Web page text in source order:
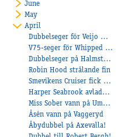
June
May
April
Dubbelseger för Veijo Heiskanen på Heiskanen
V75-seger för Whipped Eggs!
Dubbelseger på Halmstad!
Robin Hood strålande fin
Smevikens Cruiser fick äntligen vinna
Harper Seabrook avlade maiden!
Miss Sober vann på Umeåker
Åsén vann på Vaggeryd
Åbydubbel på Axevalla!